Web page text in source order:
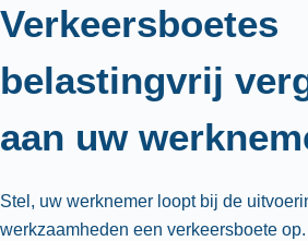
Verkeersboetes
belastingvrij
aan uw
Stel, uw werknemer loopt bij de
werkzaamheden een verkeersboete